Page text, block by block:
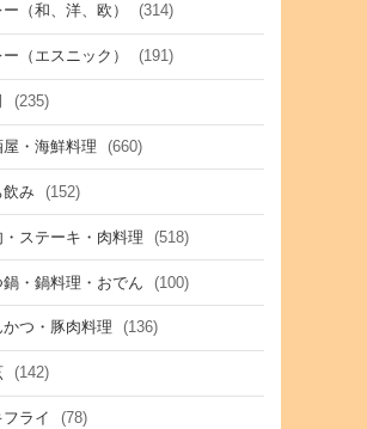
ー（和、洋、欧） (314)
ー（エスニック） (191)
(235)
屋・海鮮料理 (660)
飲み (152)
・ステーキ・肉料理 (518)
鍋・鍋料理・おでん (100)
かつ・豚肉料理 (136)
(142)
フライ (78)